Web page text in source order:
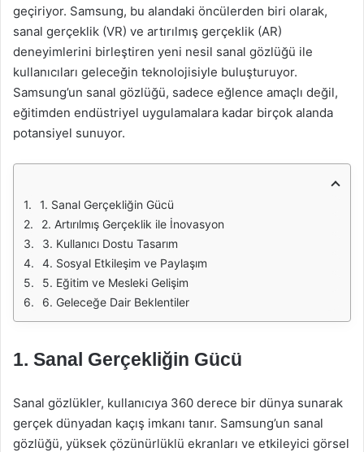
geçiriyor. Samsung, bu alandaki öncülerden biri olarak,
sanal gerçeklik (VR) ve artırılmış gerçeklik (AR)
deneyimlerini birleştiren yeni nesil sanal gözlüğü ile
kullanıcıları geleceğin teknolojisiyle buluşturuyor.
Samsung’un sanal gözlüğü, sadece eğlence amaçlı değil,
eğitimden endüstriyel uygulamalara kadar birçok alanda
potansiyel sunuyor.
1. Sanal Gerçekliğin Gücü
2. Artırılmış Gerçeklik ile İnovasyon
3. Kullanıcı Dostu Tasarım
4. Sosyal Etkileşim ve Paylaşım
5. Eğitim ve Mesleki Gelişim
6. Geleceğe Dair Beklentiler
1. Sanal Gerçekliğin Gücü
Sanal gözlükler, kullanıcıya 360 derece bir dünya sunarak
gerçek dünyadan kaçış imkanı tanır. Samsung’un sanal
gözlüğü, yüksek çözünürlüklü ekranları ve etkileyici görsel